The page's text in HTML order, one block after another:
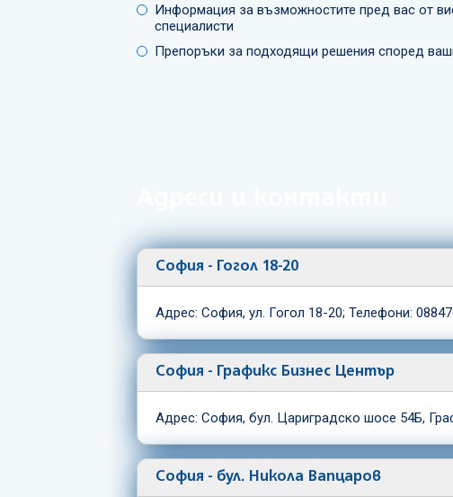
Информация за възможностите пред вас от
специалисти
Препоръки за подходящи решения според
София - Гогол 18-20
Адрес: София, ул. Гогол 18-20; Телефони:
София - Графикс Бизнес Център
Адрес: София, бул. Цариградско шосе 54Б,
София - бул. Никола Вапцаров